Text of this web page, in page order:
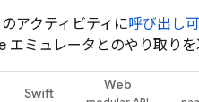
アクティビティに呼び出し
エミュレータとのやり取りを
Swift
Web